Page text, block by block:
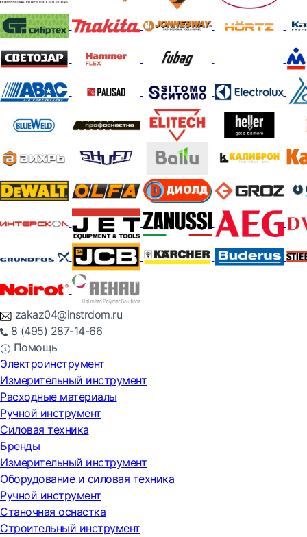
zakaz04@instrdom.ru
8 (495) 287-14-66
Помощь
Электроинструмент
Измерительный инструмент
Расходные материалы
Ручной инструмент
Силовая техника
Бренды
Измерительный инструмент
Оборудование и силовая техника
Ручной инструмент
Станочная оснастка
Строительный инструмент